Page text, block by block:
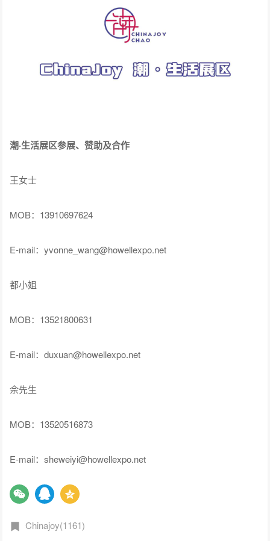
潮·生活展区参展、赞助及合作
王女士
MOB：13910697624
E-mail：yvonne_wang@howellexpo.net
都小姐
MOB：13521800631
E-mail：duxuan@howellexpo.net
佘先生
MOB：13520516873
E-mail：sheweiyi@howellexpo.net
Chinajoy(1161)